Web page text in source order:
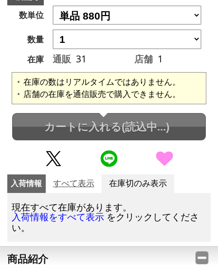
数単位
数量
在庫
通販 31 店舗 1
在庫の数はリアルタイムではありません。
店舗の在庫を通信販売で購入できません。
カートに入れる(読込中...)
入荷情報 すべて表示 在庫切のみ表示
現在すべて在庫があります。
入荷情報をすべて表示 をクリックしてくださ
い。
商品紹介